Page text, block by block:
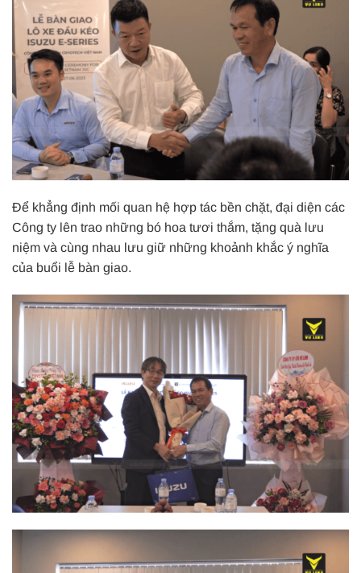
Để khẳng định mối quan hệ hợp tác bền chặt, đại diện các
Công ty lên trao những bó hoa tươi thắm, tặng quà lưu
niệm và cùng nhau lưu giữ những khoảnh khắc ý nghĩa
của buổi lễ bàn giao.